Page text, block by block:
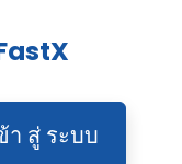
า สู่ ระบบ